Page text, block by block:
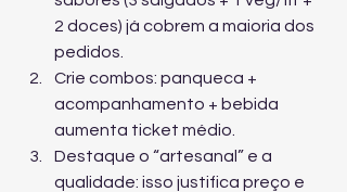
2 doces) já cobrem a maioria dos
pedidos.
Crie combos: panqueca +
acompanhamento + bebida
aumenta ticket médio.
Destaque o “artesanal” e a
qualidade: isso justifica preço e